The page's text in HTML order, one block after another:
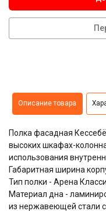
Описание товара
Полка фасадная
высоких шкафах-
использования
Габаритная ширина
Тип полки - Арена
Материал дна -
из нержавеющей стали